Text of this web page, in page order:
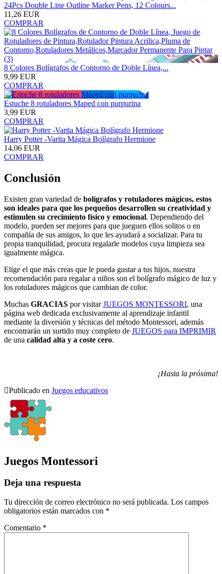
24Pcs Double Line Outline Marker Pens, 12 Colours...
11,26 EUR
COMPRAR
8 Colores Bolígrafos de Contorno de Doble Línea,...
9,99 EUR
COMPRAR
Estuche 8 rotuladores Maped con purpurina
3,99 EUR
COMPRAR
Harry Potter -Varita Mágica Bolígrafo Hermione
14,06 EUR
COMPRAR
Conclusión
Existen gran variedad de bolígrafos y rotuladores mágicos, estos
son ideales para que los pequeños desarrollen su creatividad y
estimulen su crecimiento físico y emocional. Dependiendo del
modelo, pueden ser mejores para que jueguen ellos solitos o en
compañía de sus amigos, lo que les ayudará a socializar. Para tu
propia tranquilidad, procura regalarle modelos cuya limpieza sea
igualmente mágica.
Elige el que más creas que le pueda gustar a tus hijos, nuestra
recomendación para regalar a niños son el bolígrafo mágico de luz y
los rotuladores mágicos que cambian de color.
Muchas GRACIAS por visitarJUEGOS MONTESSORI, una
página web dedicada exclusivamente al aprendizaje infantil
mediante la diversión y técnicas del método Montessori, además
encontrarán un surtido muy completo de JUEGOS para IMPRIMIR
de una calidad alta y a coste cero.
¡Hasta la próxima!
Publicado en Juegos educativos
Juegos Montessori
Deja una respuesta
Tu dirección de correo electrónico no será publicada. Los campos
obligatorios están marcados con *
Comentario *